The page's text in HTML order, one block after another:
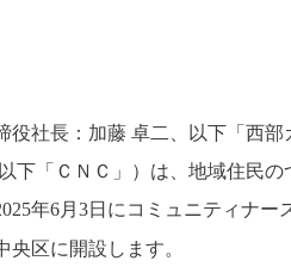
社長：加藤 卓二、以下「西部
下「ＣＮＣ」）は、地域住民
年6月3日にコミュニティナー
区に開設します。